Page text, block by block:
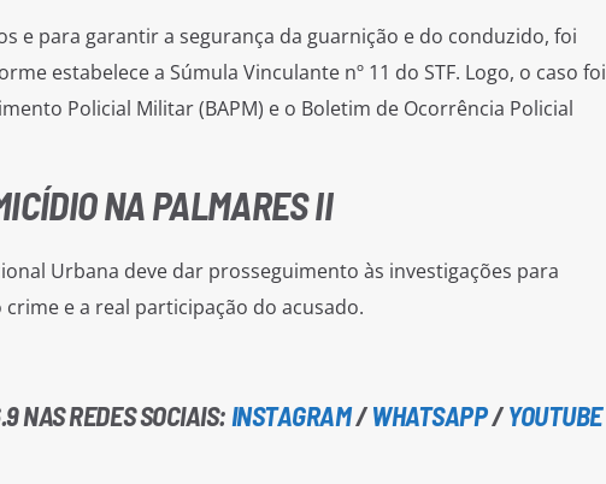
e para garantir a segurança da guarnição e do conduzido, foi
estabelece a Súmula Vinculante nº 11 do STF. Logo, o caso foi
Policial Militar (BAPM) e o Boletim de Ocorrência Policial
NA PALMARES II
Urbana deve dar prosseguimento às investigações para
e a real participação do acusado.
NAS REDES SOCIAIS: INSTAGRAM/WHATSAPP/YOUTUBE